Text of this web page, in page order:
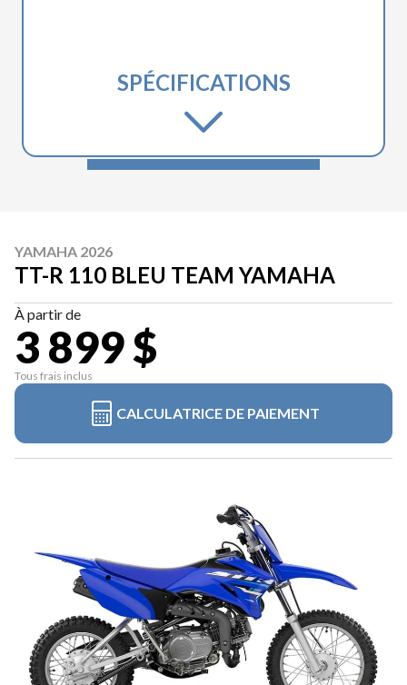
SPÉCIFICATIONS
YAMAHA 2026
TT-R 110 BLEU TEAM YAMAHA
À partir de
3 899 $
Tous frais inclus
CALCULATRICE DE PAIEMENT